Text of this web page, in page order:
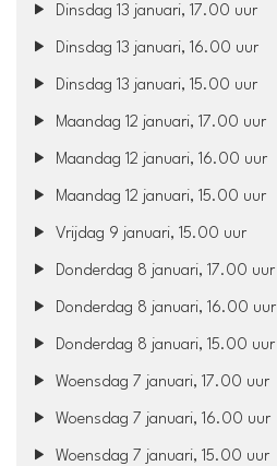
Dinsdag 13 januari, 17.00 uur
Dinsdag 13 januari, 16.00 uur
Dinsdag 13 januari, 15.00 uur
Maandag 12 januari, 17.00 uur
Maandag 12 januari, 16.00 uur
Maandag 12 januari, 15.00 uur
Vrijdag 9 januari, 15.00 uur
Donderdag 8 januari, 17.00 uur
Donderdag 8 januari, 16.00 uur
Donderdag 8 januari, 15.00 uur
Woensdag 7 januari, 17.00 uur
Woensdag 7 januari, 16.00 uur
Woensdag 7 januari, 15.00 uur